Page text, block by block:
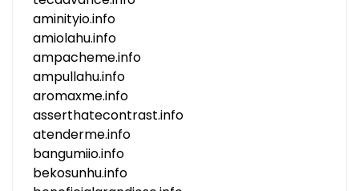
aminityio.info
amiolahu.info
ampacheme.info
ampullahu.info
aromaxme.info
asserthatecontrast.info
atenderme.info
bangumiio.info
bekosunhu.info